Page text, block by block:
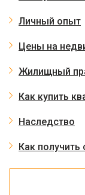
Личный опыт
Цены на
Жилищный
Как купить
Наследство
Как получить